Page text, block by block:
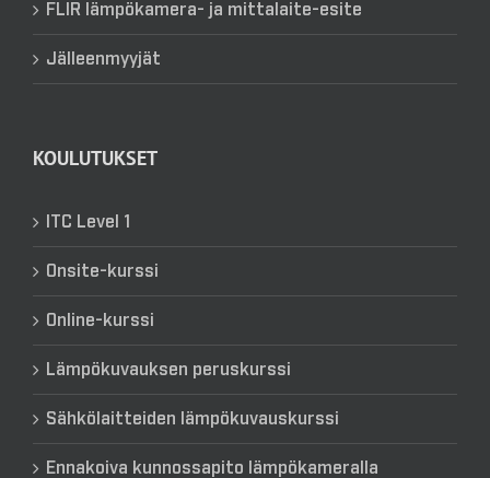
FLIR lämpökamera- ja mittalaite-esite
Jälleenmyyjät
KOULUTUKSET
ITC Level 1
Onsite-kurssi
Online-kurssi
Lämpökuvauksen peruskurssi
Sähkölaitteiden lämpökuvauskurssi
Ennakoiva kunnossapito lämpökameralla